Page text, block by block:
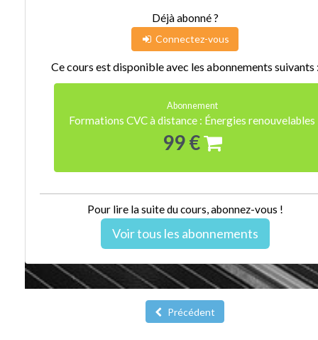
Déjà abonné ?
Connectez-vous
Ce cours est disponible avec les abonnements suivants
Abonnement
Formations CVC à distance : Énergies renouvelables
99 €
Pour lire la suite du cours, abonnez-vous !
Voir tous les abonnements
Précédent